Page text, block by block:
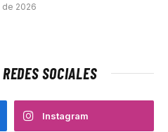
de 2026
SOCIALES
Instagram